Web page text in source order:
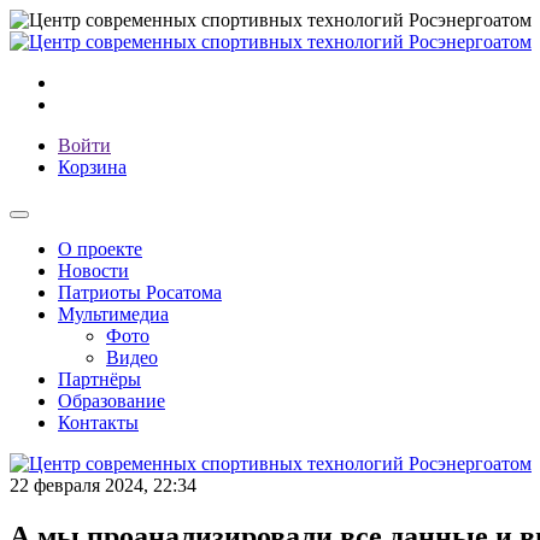
Войти
Корзина
О проекте
Новости
Патриоты Росатома
Мультимедиа
Фото
Видео
Партнёры
Образование
Контакты
22 февраля 2024, 22:34